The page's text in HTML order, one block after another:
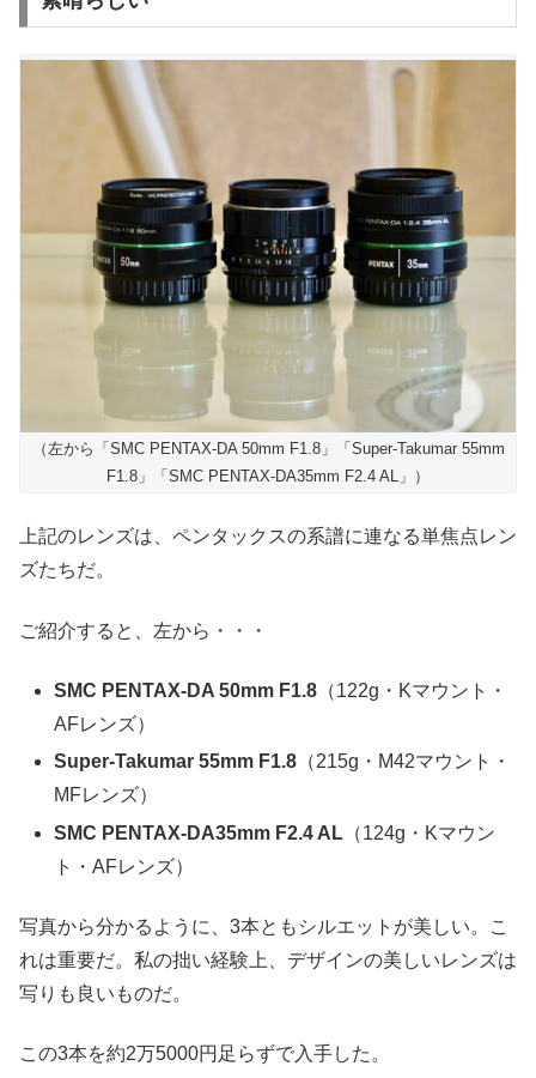
（左から「SMC PENTAX-DA 50mm F1.8」「Super-Takumar 55mm
F1.8」「SMC PENTAX-DA35mm F2.4 AL」）
上記のレンズは、ペンタックスの系譜に連なる単焦点レン
ズたちだ。
ご紹介すると、左から・・・
SMC PENTAX-DA 50mm F1.8 （122g・Kマウント・
AFレンズ）
Super-Takumar 55mm F1.8 （215g・M42マウント・
MFレンズ）
SMC PENTAX-DA35mm F2.4 AL （124g・Kマウン
ト・AFレンズ）
写真から分かるように、3本ともシルエットが美しい。こ
れは重要だ。私の拙い経験上、デザインの美しいレンズは
写りも良いものだ。
この3本を約2万5000円足らずで入手した。